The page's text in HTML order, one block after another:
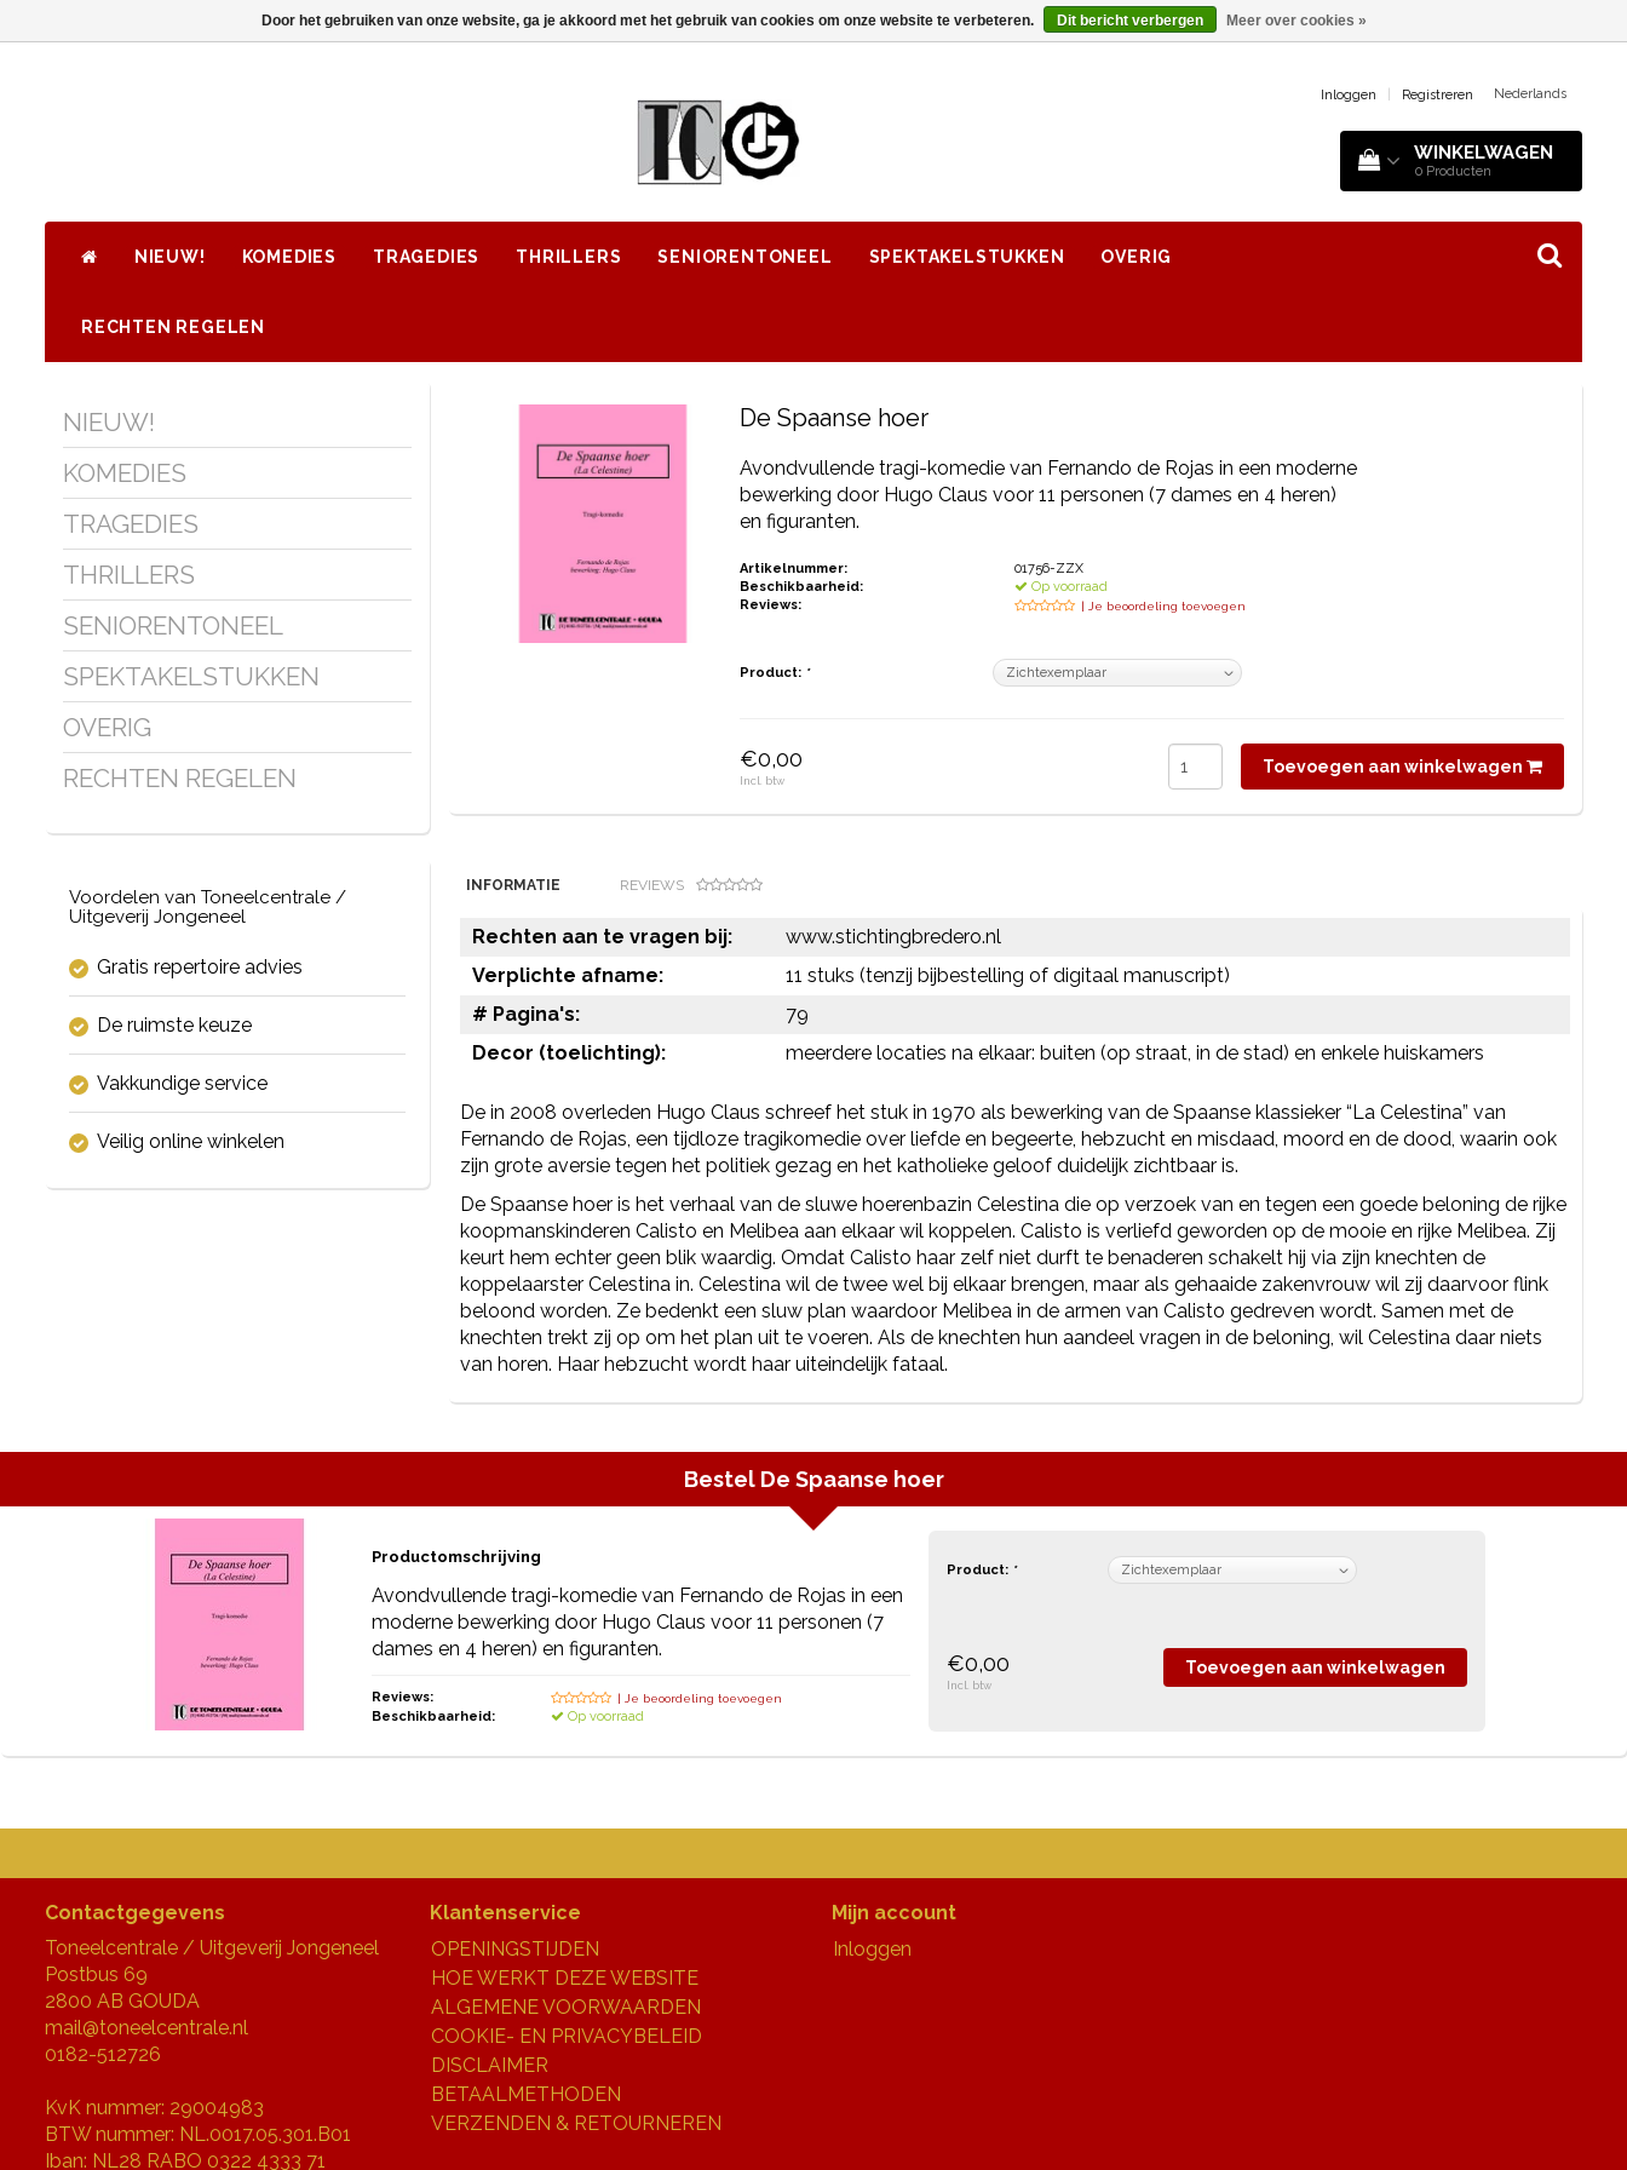
Inloggen Registreren Nederlands
WINKELWAGEN
0 Producten
NIEUW! KOMEDIES TRAGEDIES THRILLERS SENIORENTONEEL SPEKTAKELSTUKKEN OVERIG
RECHTEN REGELEN
NIEUW!
KOMEDIES
TRAGEDIES
THRILLERS
SENIORENTONEEL
SPEKTAKELSTUKKEN
OVERIG
RECHTEN REGELEN
Voordelen van Toneelcentrale /
Uitgeverij Jongeneel
Gratis repertoire advies
De ruimste keuze
Vakkundige service
Veilig online winkelen
De Spaanse hoer
Avondvullende tragi-komedie van Fernando de Rojas in een moderne
bewerking door Hugo Claus voor 11 personen (7 dames en 4 heren)
en figuranten.
Artikelnummer:
01756-ZZX
Beschikbaarheid:
Op voorraad
Reviews:
| Je beoordeling toevoegen
Product: *
€0,00
Incl. btw
Toevoegen aan winkelwagen
INFORMATIE REVIEWS
Rechten aan te vragen bij:
www.stichtingbredero.nl
Verplichte afname:
11 stuks (tenzij bijbestelling of digitaal manuscript)
# Pagina's:
79
Decor (toelichting):
meerdere locaties na elkaar: buiten (op straat, in de stad) en enkele huiskamers
De in 2008 overleden Hugo Claus schreef het stuk in 1970 als bewerking van de Spaanse klassieker “La Celestina” van
Fernando de Rojas, een tijdloze tragikomedie over liefde en begeerte, hebzucht en misdaad, moord en de dood, waarin ook
zijn grote aversie tegen het politiek gezag en het katholieke geloof duidelijk zichtbaar is.
De Spaanse hoer is het verhaal van de sluwe hoerenbazin Celestina die op verzoek van en tegen een goede beloning de rijke
koopmanskinderen Calisto en Melibea aan elkaar wil koppelen. Calisto is verliefd geworden op de mooie en rijke Melibea. Zij
keurt hem echter geen blik waardig. Omdat Calisto haar zelf niet durft te benaderen schakelt hij via zijn knechten de
koppelaarster Celestina in. Celestina wil de twee wel bij elkaar brengen, maar als gehaaide zakenvrouw wil zij daarvoor flink
beloond worden. Ze bedenkt een sluw plan waardoor Melibea in de armen van Calisto gedreven wordt. Samen met de
knechten trekt zij op om het plan uit te voeren. Als de knechten hun aandeel vragen in de beloning, wil Celestina daar niets
van horen. Haar hebzucht wordt haar uiteindelijk fataal.
Bestel De Spaanse hoer
Productomschrijving
Avondvullende tragi-komedie van Fernando de Rojas in een
moderne bewerking door Hugo Claus voor 11 personen (7
dames en 4 heren) en figuranten.
Reviews: | Je beoordeling toevoegen
Beschikbaarheid: Op voorraad
Product: *
€0,00
Incl. btw
Contactgegevens
Toneelcentrale / Uitgeverij Jongeneel
Postbus 69
2800 AB GOUDA
mail@toneelcentrale.nl
0182-512726
KvK nummer: 29004983
BTW nummer: NL.0017.05.301.B01
Iban: NL28 RABO 0322 4333 71
Klantenservice
OPENINGSTIJDEN
HOE WERKT DEZE WEBSITE
ALGEMENE VOORWAARDEN
COOKIE- EN PRIVACYBELEID
DISCLAIMER
BETAALMETHODEN
VERZENDEN & RETOURNEREN
Mijn account
Inloggen
Door het gebruiken van onze website, ga je akkoord met het gebruik van cookies om onze website te verbeteren. Dit bericht verbergen Meer over cookies »